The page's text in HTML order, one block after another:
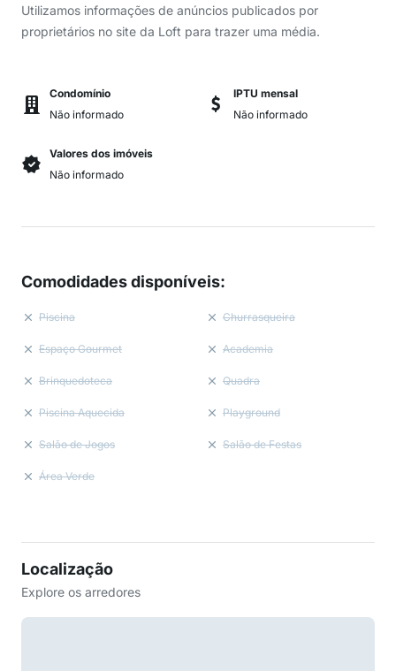
Utilizamos informações de anúncios publicados por
proprietários no site da Loft para trazer uma média.
Condomínio
Não informado
IPTU mensal
Não informado
Valores dos imóveis
Não informado
Comodidades disponíveis:
Piscina Churrasqueira
Espaço Gourmet Academia
Brinquedoteca Quadra
Piscina Aquecida Playground
Salão de Jogos Salão de Festas
Área Verde
Localização
Explore os arredores